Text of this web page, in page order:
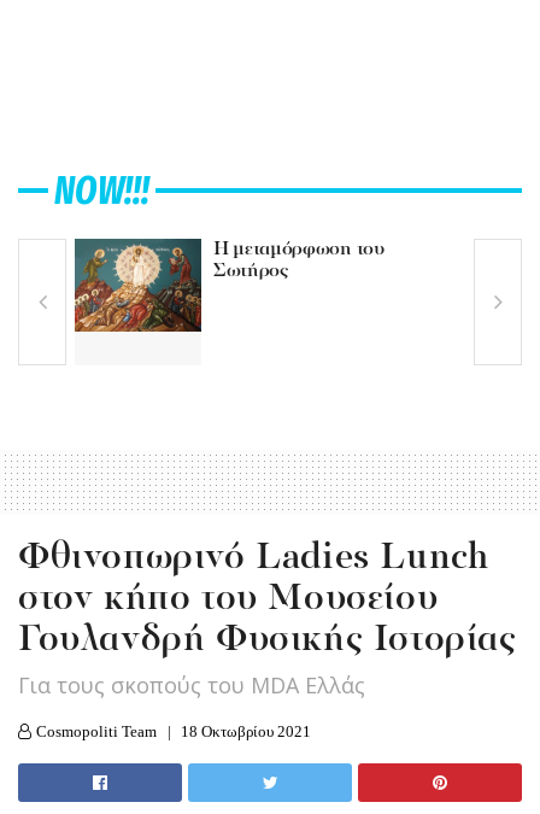
NOW!!!
Η μεταμόρφωση του
Σωτήρος
Φθινοπωρινό Ladies Lunch
στον κήπο του Μουσείου
Γουλανδρή Φυσικής Ιστορίας
Για τους σκοπούς του MDA Ελλάς
Cosmopoliti Team 18 Οκτωβρίου 2021